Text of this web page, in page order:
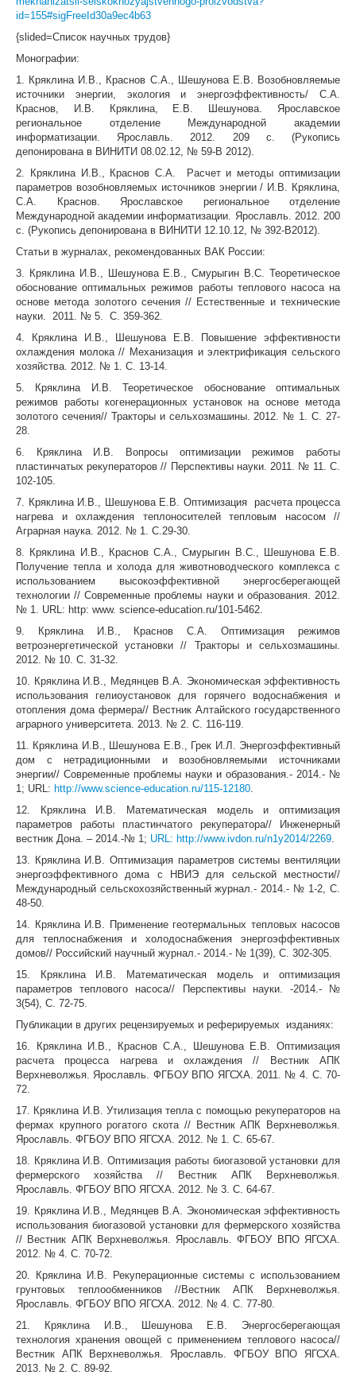
id=155#sigFreeId30a9ec4b63
{slided=Список научных трудов}
Монографии:
1. Кряклина И.В., Краснов С.А., Шешунова Е.В. Возобновляемые
источники энергии, экология и энергоэффективность/ С.А.
Краснов, И.В. Кряклина, Е.В. Шешунова. Ярославское
региональное отделение Международной академии
информатизации. Ярославль. 2012. 209 с. (Рукопись
депонирована в ВИНИТИ 08.02.12, № 59-В 2012).
2. Кряклина И.В., Краснов С.А. Расчет и методы оптимизации
параметров возобновляемых источников энергии / И.В. Кряклина,
С.А. Краснов. Ярославское региональное отделение
Международной академии информатизации. Ярославль. 2012. 200
с. (Рукопись депонирована в ВИНИТИ 12.10.12, № 392-В2012).
Статьи в журналах, рекомендованных ВАК России:
3. Кряклина И.В., Шешунова Е.В., Смурыгин В.С. Теоретическое
обоснование оптимальных режимов работы теплового насоса на
основе метода золотого сечения // Естественные и технические
науки. 2011. № 5. С. 359-362.
4. Кряклина И.В., Шешунова Е.В. Повышение эффективности
охлаждения молока // Механизация и электрификация сельского
хозяйства. 2012. № 1. С. 13-14.
5. Кряклина И.В. Теоретическое обоснование оптимальных
режимов работы когенерационных установок на основе метода
золотого сечения// Тракторы и сельхозмашины. 2012. № 1. С. 27-
28.
6. Кряклина И.В. Вопросы оптимизации режимов работы
пластинчатых рекуператоров // Перспективы науки. 2011. № 11. С.
102-105.
7. Кряклина И.В., Шешунова Е.В. Оптимизация расчета процесса
нагрева и охлаждения теплоносителей тепловым насосом //
Аграрная наука. 2012. № 1. С.29-30.
8. Кряклина И.В., Краснов С.А., Смурыгин В.С., Шешунова Е.В.
Получение тепла и холода для животноводческого комплекса с
использованием высокоэффективной энергосберегающей
технологии // Современные проблемы науки и образования. 2012.
№ 1. URL: http: www. science-education.ru/101-5462.
9. Кряклина И.В., Краснов С.А. Оптимизация режимов
ветроэнергетической установки // Тракторы и сельхозмашины.
2012. № 10. С. 31-32.
10. Кряклина И.В., Медянцев В.А. Экономическая эффективность
использования гелиоустановок для горячего водоснабжения и
отопления дома фермера// Вестник Алтайского государственного
аграрного университета. 2013. № 2. С. 116-119.
11. Кряклина И.В., Шешунова Е.В., Грек И.Л. Энергоэффективный
дом с нетрадиционными и возобновляемыми источниками
энергии// Современные проблемы науки и образования.- 2014.- №
1; URL: http://www.science-education.ru/115-12180
12. Кряклина И.В. Математическая модель и оптимизация
параметров работы пластинчатого рекуператора// Инженерный
вестник Дона. – 2014.-№ 1; URL: http://www.ivdon.ru/n1y2014/2269
13. Кряклина И.В. Оптимизация параметров системы вентиляции
энергоэффективного дома с НВИЭ для сельской местности//
Международный сельскохозяйственный журнал.- 2014.- № 1-2, С.
48-50.
14. Кряклина И.В. Применение геотермальных тепловых насосов
для теплоснабжения и холодоснабжения энергоэффективных
домов// Российский научный журнал.- 2014.- № 1(39), С. 302-305.
15. Кряклина И.В. Математическая модель и оптимизация
параметров теплового насоса// Перспективы науки. -2014.- №
3(54), С. 72-75.
Публикации в других рецензируемых и реферируемых изданиях:
16. Кряклина И.В., Краснов С.А., Шешунова Е.В. Оптимизация
расчета процесса нагрева и охлаждения // Вестник АПК
Верхневолжья. Ярославль. ФГБОУ ВПО ЯГСХА. 2011. № 4. С. 70-
72.
17. Кряклина И.В. Утилизация тепла с помощью рекуператоров на
фермах крупного рогатого скота // Вестник АПК Верхневолжья.
Ярославль. ФГБОУ ВПО ЯГСХА. 2012. № 1. С. 65-67.
18. Кряклина И.В. Оптимизация работы биогазовой установки для
фермерского хозяйства // Вестник АПК Верхневолжья.
Ярославль. ФГБОУ ВПО ЯГСХА. 2012. № 3. С. 64-67.
19. Кряклина И.В., Медянцев В.А. Экономическая эффективность
использования биогазовой установки для фермерского хозяйства
// Вестник АПК Верхневолжья. Ярославль. ФГБОУ ВПО ЯГСХА.
2012. № 4. С. 70-72.
20. Кряклина И.В. Рекуперационные системы с использованием
грунтовых теплообменников //Вестник АПК Верхневолжья.
Ярославль. ФГБОУ ВПО ЯГСХА. 2012. № 4. С. 77-80.
21. Кряклина И.В., Шешунова Е.В. Энергосберегающая
технология хранения овощей с применением теплового насоса//
Вестник АПК Верхневолжья. Ярославль. ФГБОУ ВПО ЯГСХА.
2013. № 2. С. 89-92.